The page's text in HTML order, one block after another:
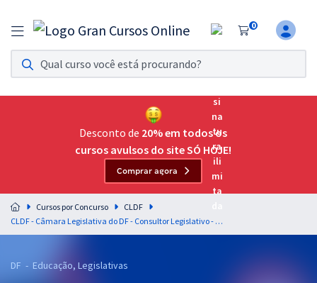
0
Assinatura Ilimitada 11
Acesso a todos os cursos. Teste grátis por 7 dias!
Assinatura OAB Até Passar
Acesso ilimitado a toda preparação para o Exame da
Residências Multiprofissionais
Preparação completa e intensiva para as principais
residências em saúde do Brasil
Desconto de 20% em todos os
cursos avulsos do site SÓ HOJE!
Comprar agora
Cursos por Concurso
CLDF
CLDF - Câmara Legislativa do DF - Consultor Legislativo - Área: Educação, Cultura e Desporto (Com Opção de Espanhol)
DF - Educação, Legislativas